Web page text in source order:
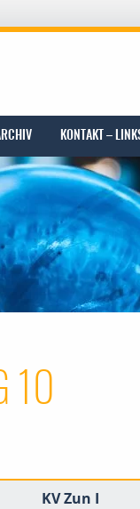
KONTAKT –
10
KV Zun I